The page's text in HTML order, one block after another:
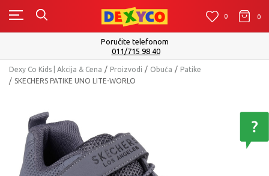
0 0 0
Poručite telefonom
011/715 98 40
Dexy Co Kids | Akcija & Cena Proizvodi Obuća
Patike
SKECHERS PATIKE UNO LITE-WORLO